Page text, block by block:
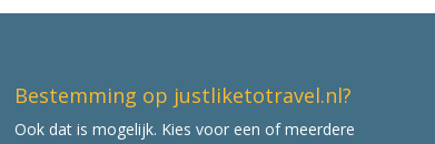
Bestemming op justliketotravel.nl?
Ook dat is mogelijk. Kies voor een of meerdere